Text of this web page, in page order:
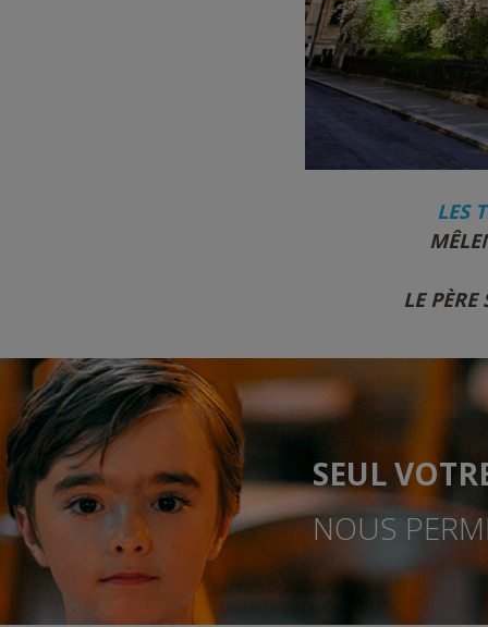
LES
LE PÈRE
SEUL
NOUS